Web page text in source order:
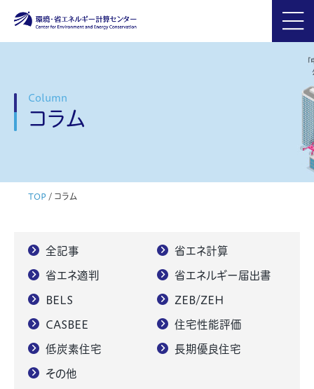
Column
コラム
TOP / コラム
全記事
省エネ計算
省エネ適判
省エネルギー届出書
BELS
ZEB/ZEH
CASBEE
住宅性能評価
低炭素住宅
長期優良住宅
その他